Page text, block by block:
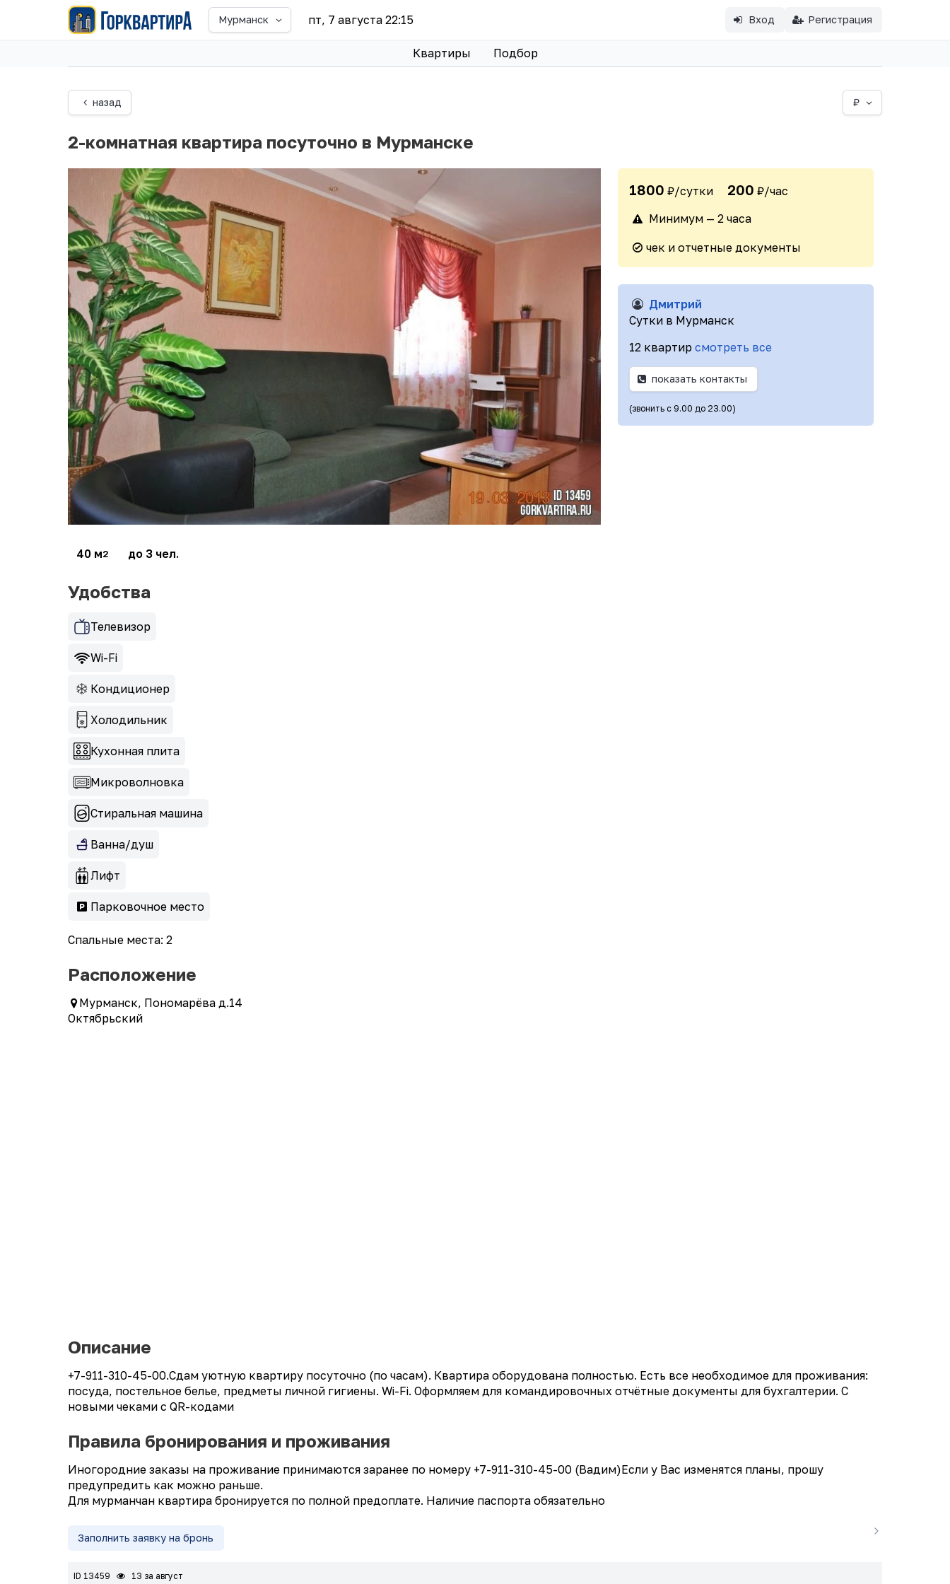
Мурманск пт, 7 августа 22:15 Вход Регистрация
Квартиры Подбор
назад ₽
2-комнатная квартира посуточно в Мурманске
40 м2 до 3 чел.
1800 ₽/сутки 200 ₽/час
Минимум — 2 часа
чек и отчетные документы
Дмитрий
Сутки в Мурманск
12 квартир смотреть все
показать контакты
(звонить с 9.00 до 23.00)
Удобства
Телевизор
Wi-Fi
Кондиционер
Холодильник
Кухонная плита
Микроволновка
Стиральная машина
Ванна/душ
Лифт
Парковочное место
Спальные места: 2
Расположение
Мурманск, Пономарёва д.14
Октябрьский
Описание
+7-911-310-45-00.Сдам уютную квартиру посуточно (по часам). Квартира оборудована полностью. Есть все необходимое для проживания:
посуда, постельное белье, предметы личной гигиены. Wi-Fi. Оформляем для командировочных отчётные документы для бухгалтерии. С
новыми чеками с QR-кодами
Правила бронирования и проживания
Иногородние заказы на проживание принимаются заранее по номеру +7-911-310-45-00 (Вадим)Если у Вас изменятся планы, прошу
предупредить как можно раньше.
Для мурманчан квартира бронируется по полной предоплате. Наличие паспорта обязательно
Заполнить заявку на бронь
ID 13459 13 за август